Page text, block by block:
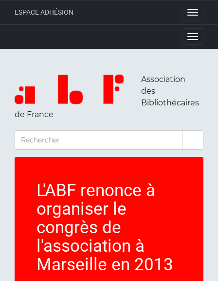
Toggle
ESPACE ADHÉSION
Toggle
Association
des
Bibliothécaires
de France
RECHERCHER
L'ABF renonce à
organiser le
congrès de
l'association à
Marseille en 2013